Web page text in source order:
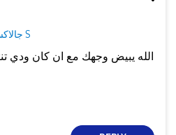
جالاكسى S
الله يبيض وجهك مع ان كان ودي